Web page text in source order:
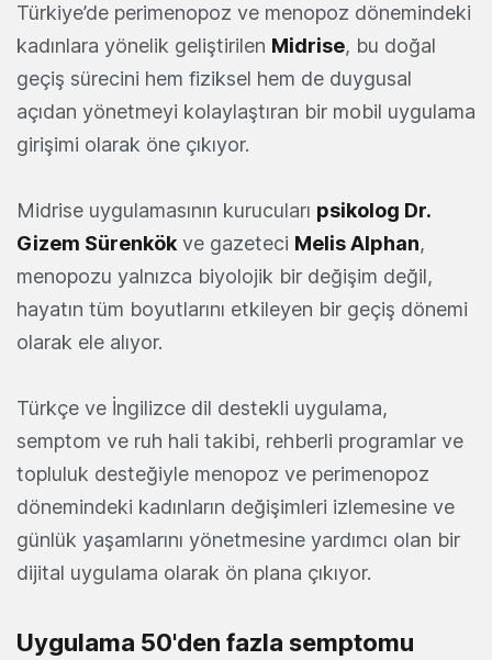
Türkiye’de perimenopoz ve menopoz dönemindeki
kadınlara yönelik geliştirilen Midrise, bu doğal
geçiş sürecini hem fiziksel hem de duygusal
açıdan yönetmeyi kolaylaştıran bir mobil uygulama
girişimi olarak öne çıkıyor.
Midrise uygulamasının kurucuları psikolog Dr.
Gizem Sürenkök ve gazeteci Melis Alphan,
menopozu yalnızca biyolojik bir değişim değil,
hayatın tüm boyutlarını etkileyen bir geçiş dönemi
olarak ele alıyor.
Türkçe ve İngilizce dil destekli uygulama,
semptom ve ruh hali takibi, rehberli programlar ve
topluluk desteğiyle menopoz ve perimenopoz
dönemindeki kadınların değişimleri izlemesine ve
günlük yaşamlarını yönetmesine yardımcı olan bir
dijital uygulama olarak ön plana çıkıyor.
Uygulama 50'den fazla semptomu